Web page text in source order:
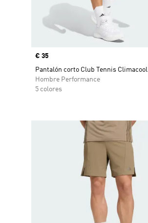
Precio
€ 35
Pantalón corto Club Tennis Climacool
Hombre Performance
5 colores